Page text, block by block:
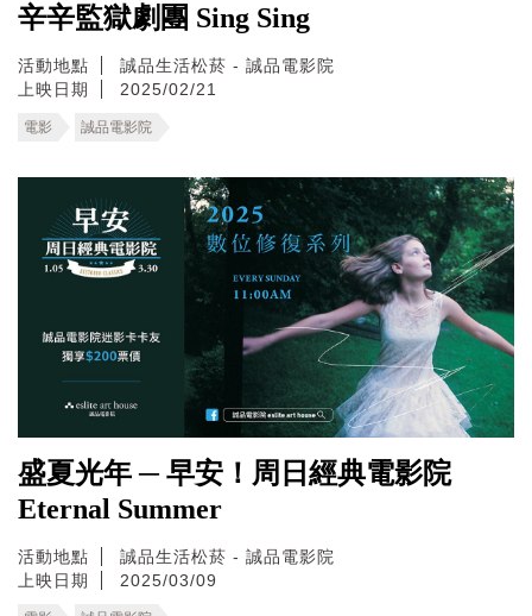
辛辛監獄劇團 Sing Sing
活動地點
誠品生活松菸 - 誠品電影院
上映日期
2025/02/21
電影 誠品電影院
盛夏光年 ─ 早安！周日經典電影院
Eternal Summer
活動地點
誠品生活松菸 - 誠品電影院
上映日期
2025/03/09